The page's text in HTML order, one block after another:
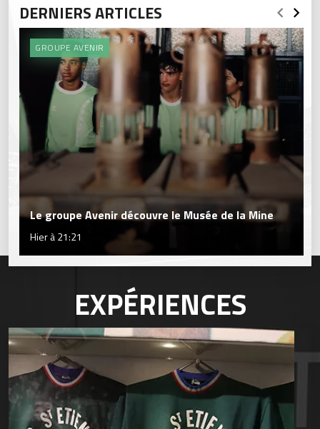
DERNIERS ARTICLES
GROUPE AVENIR
Le groupe Avenir découvre le Musée de la Mine
Hier à 21:21
EXPÉRIENCES